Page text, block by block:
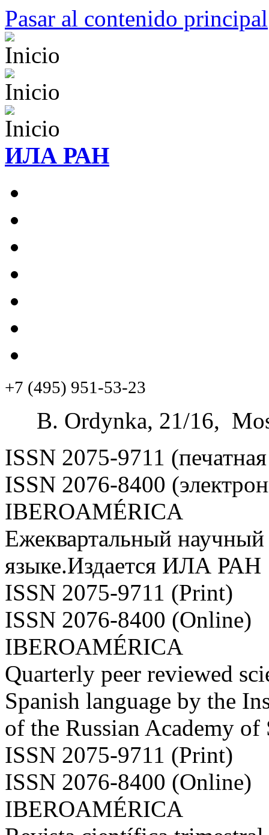
Pasar al contenido principal
ИЛА РАН
+7 (495) 951-53-23
B. Ordynka, 21/16,
ISSN 2075-9711
ISSN 2076-8400
IBEROAMÉRICA
Ежеквартальный
языке.Издается ИЛА РАН
ISSN 2075-9711 (Print)
ISSN 2076-8400 (Online)
IBEROAMÉRICA
Quarterly peer reviewed
Spanish language by the
of the Russian Academy
ISSN 2075-9711 (Print)
ISSN 2076-8400 (Online)
IBEROAMÉRICA